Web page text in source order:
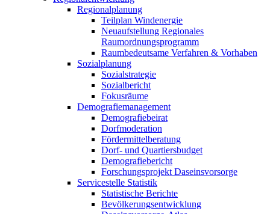
Regionalplanung
Teilplan Windenergie
Neuaufstellung Regionales
Raumordnungsprogramm
Raumbedeutsame Verfahren & Vorhaben
Sozialplanung
Sozialstrategie
Sozialbericht
Fokusräume
Demografiemanagement
Demografiebeirat
Dorfmoderation
Fördermittelberatung
Dorf- und Quartiersbudget
Demografiebericht
Forschungsprojekt Daseinsvorsorge
Servicestelle Statistik
Statistische Berichte
Bevölkerungsentwicklung